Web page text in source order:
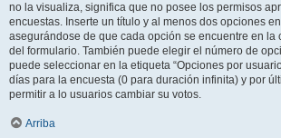
no la visualiza, significa que no posee los permisos
encuestas. Inserte un título y al menos dos opciones
asegurándose de que cada opción se encuentre en la
del formulario. También puede elegir el número de
puede seleccionar en la etiqueta “Opciones por
días para la encuesta (0 para duración infinita) y por
permitir a lo usuarios cambiar su votos.
Arriba